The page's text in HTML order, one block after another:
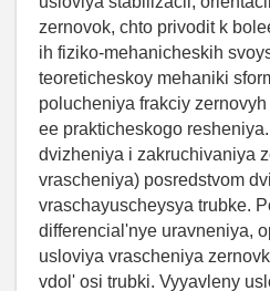
zernovok, chto privodit k
ih fiziko-mehanicheskih
teoreticheskoy mehaniki
polucheniya frakciy
ee prakticheskogo
dvizheniya i zakruchivaniya
vrascheniya) posredstvom
vraschayuscheysya trubke.
differencial'nye uravneniya,
usloviya vrascheniya
vdol' osi trubki. Vyyavleny